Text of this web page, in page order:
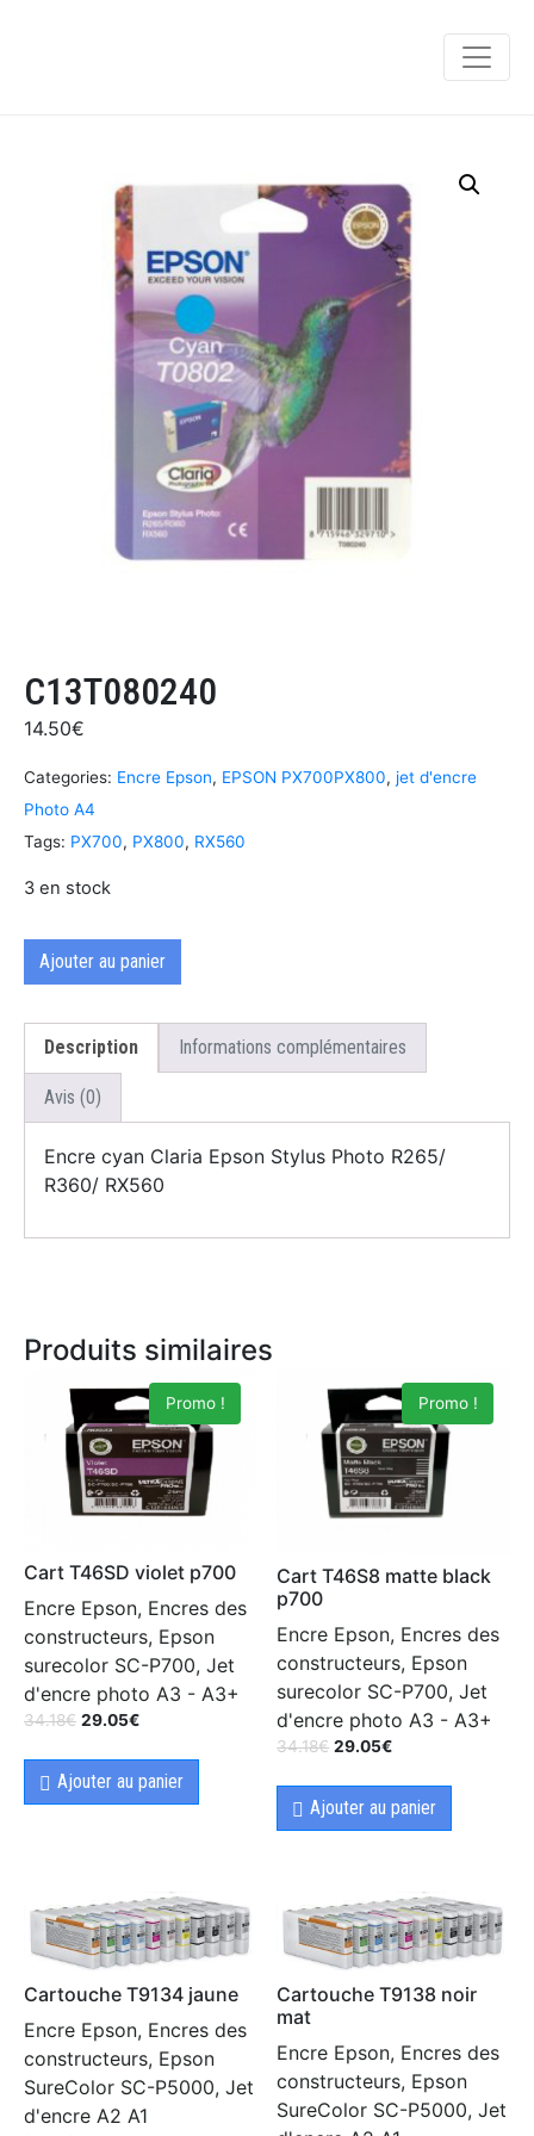
C13T080240
14.50€
Categories: Encre Epson, EPSON PX700PX800, jet d'encre
Photo A4
Tags: PX700, PX800, RX560
3 en stock
Ajouter au panier
Description Informations complémentaires
Avis (0)
Encre cyan Claria Epson Stylus Photo R265/
R360/ RX560
Produits similaires
Promo !
Cart T46SD violet p700
Encre Epson, Encres des
constructeurs, Epson
surecolor SC-P700, Jet
d'encre photo A3 - A3+
34.18€ 29.05€
Ajouter au panier
Promo !
Cart T46S8 matte black
p700
Encre Epson, Encres des
constructeurs, Epson
surecolor SC-P700, Jet
d'encre photo A3 - A3+
34.18€ 29.05€
Ajouter au panier
Cartouche T9134 jaune
Encre Epson, Encres des
constructeurs, Epson
SureColor SC-P5000, Jet
d'encre A2 A1
Cartouche T9138 noir
mat
Encre Epson, Encres des
constructeurs, Epson
SureColor SC-P5000, Jet